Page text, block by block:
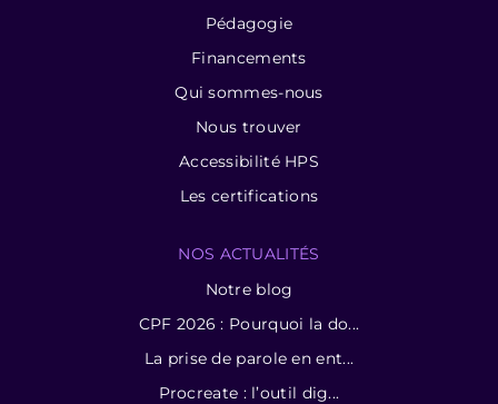
Pédagogie
Financements
Qui sommes-nous
Nous trouver
Accessibilité HPS
Les certifications
NOS ACTUALITÉS
Notre blog
CPF 2026 : Pourquoi la do...
La prise de parole en ent...
Procreate : l’outil dig...